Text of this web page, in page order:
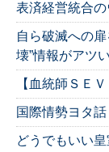
表済経営統合の
自ら破滅への
壊”情報がアツ
【血統師ＳＥ
国際情勢ヨタ話
どうでもいい